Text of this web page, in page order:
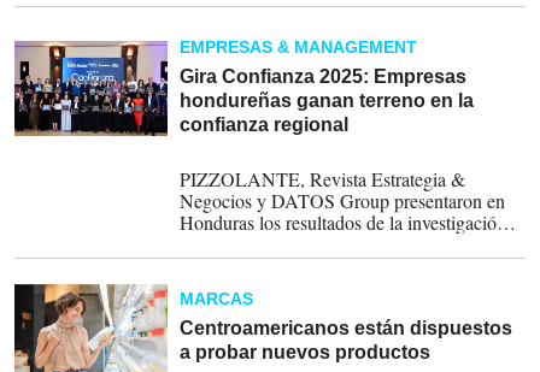
de confianza en la región. Estrategia &
Negocios, junto a PIZZOLANTE y DATOS
Group, lanzan la Cuarta Edición del estudio
que revela y hace visibles los niveles de la
confianza en Centroamérica.Participe en la
encuesta 2026
EMPRESAS & MANAGEMENT
Gira Confianza 2025: Empresas
hondureñas ganan terreno en la
confianza regional
PIZZOLANTE, Revista Estrategia &
Negocios y DATOS Group presentaron en
Honduras los resultados de la investigación
valor de la Confianza” que devela a las
Empresas, Líderes Empresariales y Marcas
de alta confianza del país, en un evento
organizado por FUNDAHRSE y la CCIC.
MARCAS
Centroamericanos están dispuestos
a probar nuevos productos